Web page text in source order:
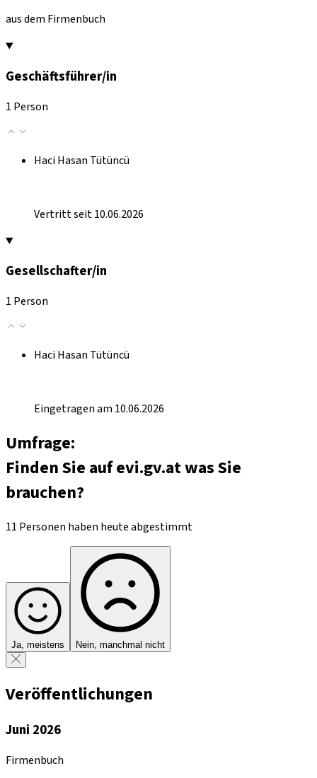
aus dem Firmenbuch
Geschäftsführer/in
1 Person
Haci Hasan Tütüncü
Vertritt seit 10.06.2026
Gesellschafter/in
1 Person
Haci Hasan Tütüncü
Eingetragen am 10.06.2026
Umfrage:
Finden Sie auf evi.gv.at was Sie
brauchen?
11 Personen haben heute abgestimmt
Ja, meistens Nein, manchmal nicht
Veröffentlichungen
Juni 2026
Firmenbuch